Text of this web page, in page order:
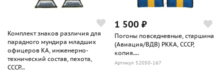
Комплект знаков различия для
парадного мундира младших
офицеров КА, инженерно-
технический состав, пехота,
СССР...
1 500 ₽
Погоны повседневные, старшина
(Авиация/ВДВ) РККА, СССР,
копия....
Артикул 52050-167